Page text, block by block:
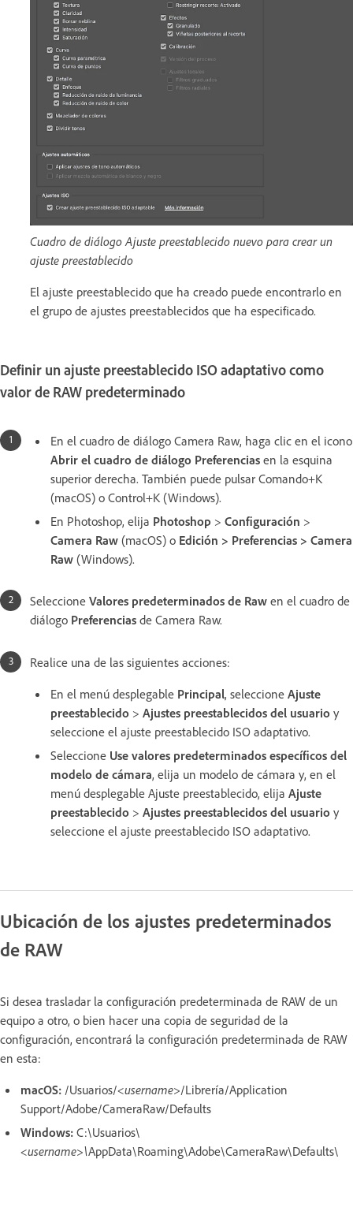
Cuadro de diálogo Ajuste preestablecido nuevo para crear un
ajuste preestablecido
El ajuste preestablecido que ha creado puede encontrarlo en
el grupo de ajustes preestablecidos que ha especificado.
Definir un ajuste preestablecido ISO adaptativo como
valor de RAW predeterminado
En el cuadro de diálogo Camera Raw, haga clic en el icono
Abrir el cuadro de diálogo Preferencias en la esquina
superior derecha. También puede pulsar Comando+K
(macOS) o Control+K (Windows).
En Photoshop, elija Photoshop > Configuración >
Camera Raw (macOS) o Edición > Preferencias > Camera
Raw (Windows).
Seleccione Valores predeterminados de Raw en el cuadro de
diálogo Preferencias de Camera Raw.
Realice una de las siguientes acciones:
En el menú desplegable Principal, seleccione Ajuste
preestablecido > Ajustes preestablecidos del usuario y
seleccione el ajuste preestablecido ISO adaptativo.
Seleccione Use valores predeterminados específicos del
modelo de cámara, elija un modelo de cámara y, en el
menú desplegable Ajuste preestablecido, elija Ajuste
preestablecido > Ajustes preestablecidos del usuario y
seleccione el ajuste preestablecido ISO adaptativo.
Ubicación de los ajustes predeterminados
de RAW
Si desea trasladar la configuración predeterminada de RAW de un
equipo a otro, o bien hacer una copia de seguridad de la
configuración, encontrará la configuración predeterminada de RAW
en esta:
macOS: /Usuarios/<username>/Librería/Application
Support/Adobe/CameraRaw/Defaults
Windows: C:\Usuarios\
<username>\AppData\Roaming\Adobe\CameraRaw\Defaults\